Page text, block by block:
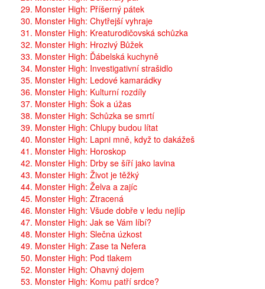
29. Monster High: Příšerný pátek
30. Monster High: Chytřejší vyhraje
31. Monster High: Kreaturodičovská schůzka
32. Monster High: Hrozivý Bůžek
33. Monster High: Ďábelská kuchyně
34. Monster High: Investigativní strašidlo
35. Monster High: Ledové kamarádky
36. Monster High: Kulturní rozdíly
37. Monster High: Šok a úžas
38. Monster High: Schůzka se smrtí
39. Monster High: Chlupy budou lítat
40. Monster High: Lapni mně, když to dakážeš
41. Monster High: Horoskop
42. Monster High: Drby se šíří jako lavina
43. Monster High: Život je těžký
44. Monster High: Želva a zajíc
45. Monster High: Ztracená
46. Monster High: Všude dobře v ledu nejlíp
47. Monster High: Jak se Vám líbí?
48. Monster High: Slečna úzkost
49. Monster High: Zase ta Nefera
50. Monster High: Pod tlakem
52. Monster High: Ohavný dojem
53. Monster High: Komu patří srdce?